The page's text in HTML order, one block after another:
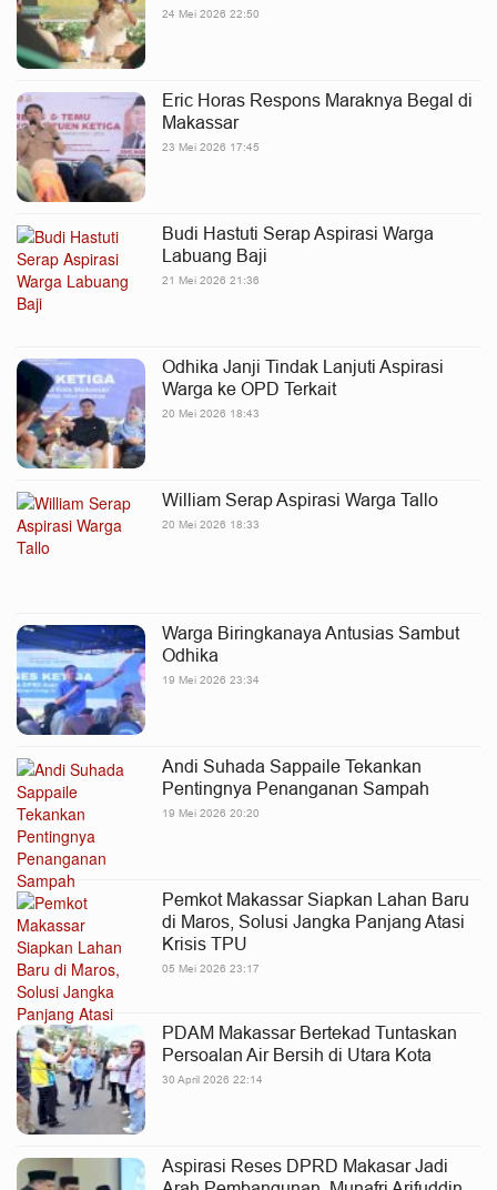
24 Mei 2026 22:50
Eric Horas Respons Maraknya Begal di
Makassar
23 Mei 2026 17:45
Budi Hastuti Serap Aspirasi Warga
Labuang Baji
21 Mei 2026 21:36
Odhika Janji Tindak Lanjuti Aspirasi
Warga ke OPD Terkait
20 Mei 2026 18:43
William Serap Aspirasi Warga Tallo
20 Mei 2026 18:33
Warga Biringkanaya Antusias Sambut
Odhika
19 Mei 2026 23:34
Andi Suhada Sappaile Tekankan
Pentingnya Penanganan Sampah
19 Mei 2026 20:20
Pemkot Makassar Siapkan Lahan Baru
di Maros, Solusi Jangka Panjang Atasi
Krisis TPU
05 Mei 2026 23:17
PDAM Makassar Bertekad Tuntaskan
Persoalan Air Bersih di Utara Kota
30 April 2026 22:14
Aspirasi Reses DPRD Makasar Jadi